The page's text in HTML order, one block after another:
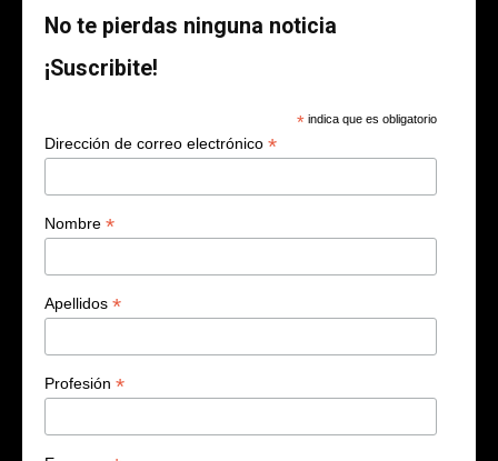
No te pierdas ninguna noticia
¡Suscribite!
* indica que es obligatorio
Dirección de correo electrónico *
Nombre *
Apellidos *
Profesión *